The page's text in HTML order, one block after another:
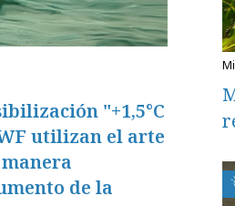
"+1,5°C
utilizan el arte
de la